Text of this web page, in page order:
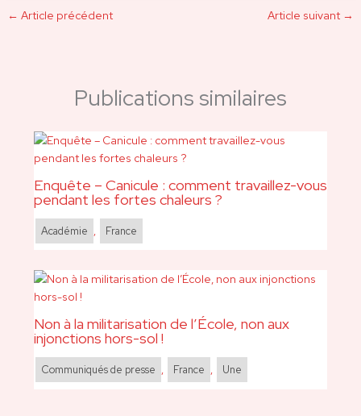
← Article précédent Article suivant →
Publications similaires
Enquête – Canicule : comment travaillez-vous
pendant les fortes chaleurs ?
Académie , France
Non à la militarisation de l’École, non aux
injonctions hors-sol !
Communiqués de presse , France , Une